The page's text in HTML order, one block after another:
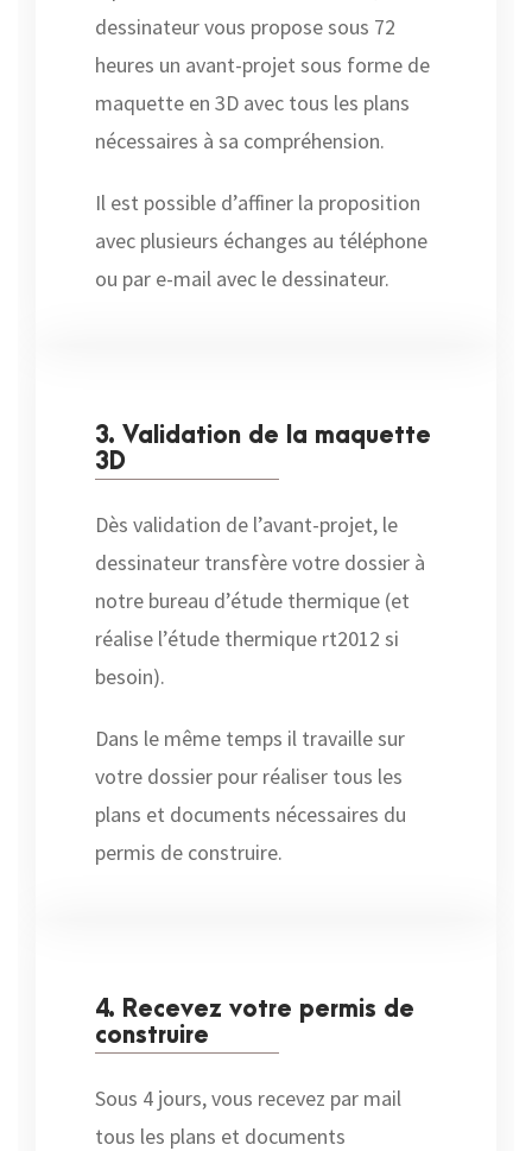
dessinateur vous propose sous 72
heures un avant-projet sous forme de
maquette en 3D avec tous les plans
nécessaires à sa compréhension.
Il est possible d’affiner la proposition
avec plusieurs échanges au téléphone
ou par e-mail avec le dessinateur.
3. Validation de la maquette
3D
Dès validation de l’avant-projet, le
dessinateur transfère votre dossier à
notre bureau d’étude thermique (et
réalise l’étude thermique rt2012 si
besoin).
Dans le même temps il travaille sur
votre dossier pour réaliser tous les
plans et documents nécessaires du
permis de construire.
4. Recevez votre permis de
construire
Sous 4 jours, vous recevez par mail
tous les plans et documents